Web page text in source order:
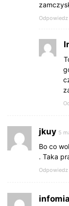
Odpowiedz
jkuy 5
Bo co
. Taka
Odpowiedz